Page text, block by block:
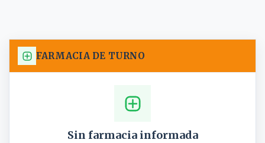
FARMACIA DE TURNO
Sin farmacia informada